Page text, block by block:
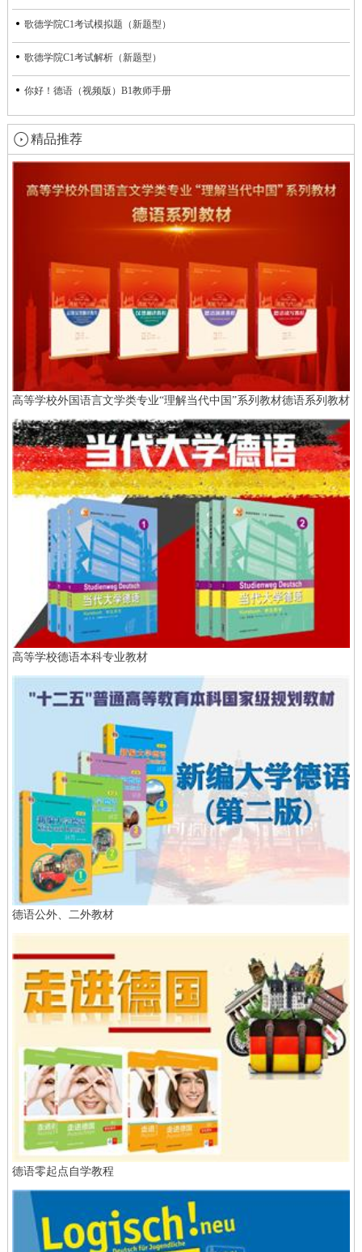
歌德学院C1考试模拟题（新题型）
歌德学院C1考试解析（新题型）
你好！德语（视频版）B1教师手册
精品推荐
高等学校外国语言文学类专业“理解当代中国”系列教材德语系列教材
高等学校德语本科专业教材
德语公外、二外教材
德语零起点自学教程